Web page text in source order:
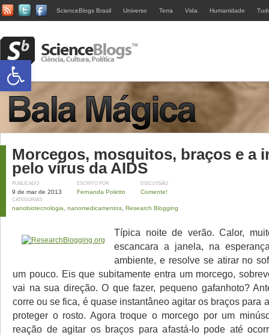
ScienceBlogs Brasil Universo Terra Vida Humanidade
Morcegos, mosquitos, braços e a
pelo vírus da AIDS
PUBLICADO
9 de mar de 2013
ESCRITO POR
Fernanda Poletto
DISCUSSÃO
Comente!
CATEGORIAS
nanobiotecnologia nanomedicamentos Research Blogging
Típica noite de verão. Calor,
escancara a janela, na
ambiente, e resolve se atirar no
um pouco. Eis que subitamente entra um morcego,
vai na sua direção. O que fazer, pequeno gafanhoto?
corre ou se fica, é quase instantâneo agitar os braços para
proteger o rosto. Agora troque o morcego por um
reação de agitar os braços para afastá-lo pode até
Abrir a barra de ferramentas